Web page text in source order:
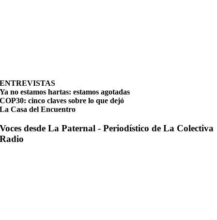
ENTREVISTAS
Ya no estamos hartas: estamos agotadas
COP30: cinco claves sobre lo que dejó
La Casa del Encuentro
Voces desde La Paternal - Periodístico de La Colectiva
Radio